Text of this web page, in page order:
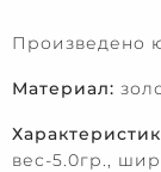
Произведено
Материал:
вес-5.0гр.,